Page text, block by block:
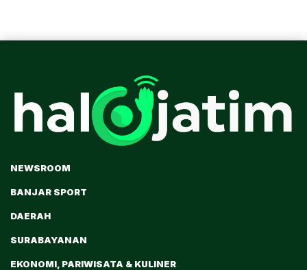
NEWSROOM
BANJAR SPORT
DAERAH
SURABAYANAN
EKONOMI, PARIWISATA & KULINER